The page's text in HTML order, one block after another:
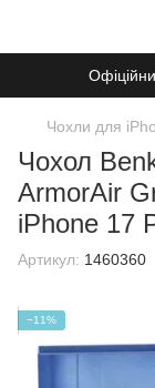
Чохли для
Чохол
ArmorAir
iPhone 17
Артикул: 1460360
−11%